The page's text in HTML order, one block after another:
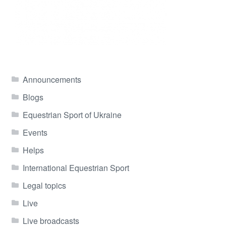
Announcements
Blogs
Equestrian Sport of Ukraine
Events
Helps
International Equestrian Sport
Legal topics
Live
Live broadcasts